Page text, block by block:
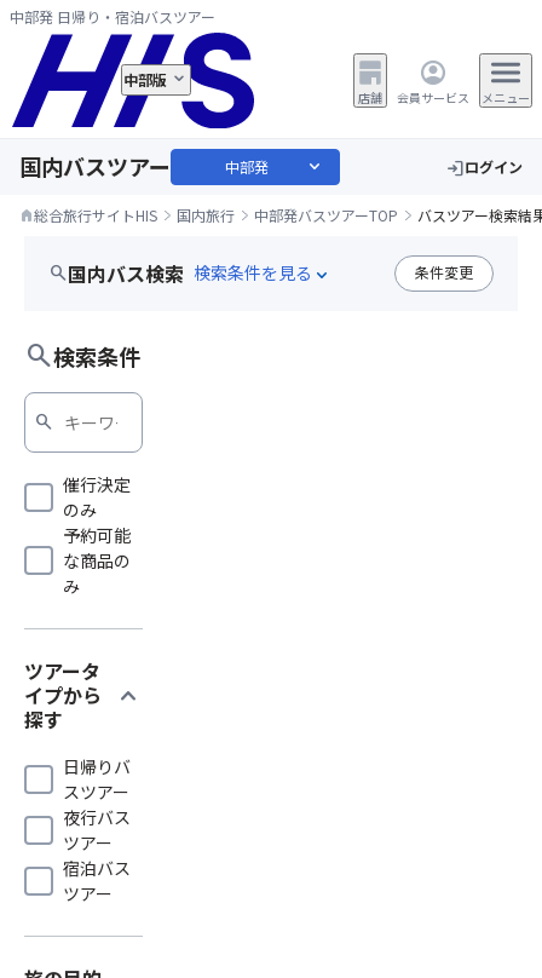
中部発 日帰り・宿泊バスツアー
中部版
店舗 会員サービス メニュー
国内バスツアー 中部発 expand_more loginログイン
home総合旅行サイトHIS 国内旅行 中部発バスツアーTOP バスツアー検索結
search国内バス検索 expand_more 条件変更
search検索条件
search
催行決定
のみ
予約可能
な商品の
み
ツアータ
イプから
探す
expand_more
日帰りバ
スツアー
夜行バス
ツアー
宿泊バス
ツアー